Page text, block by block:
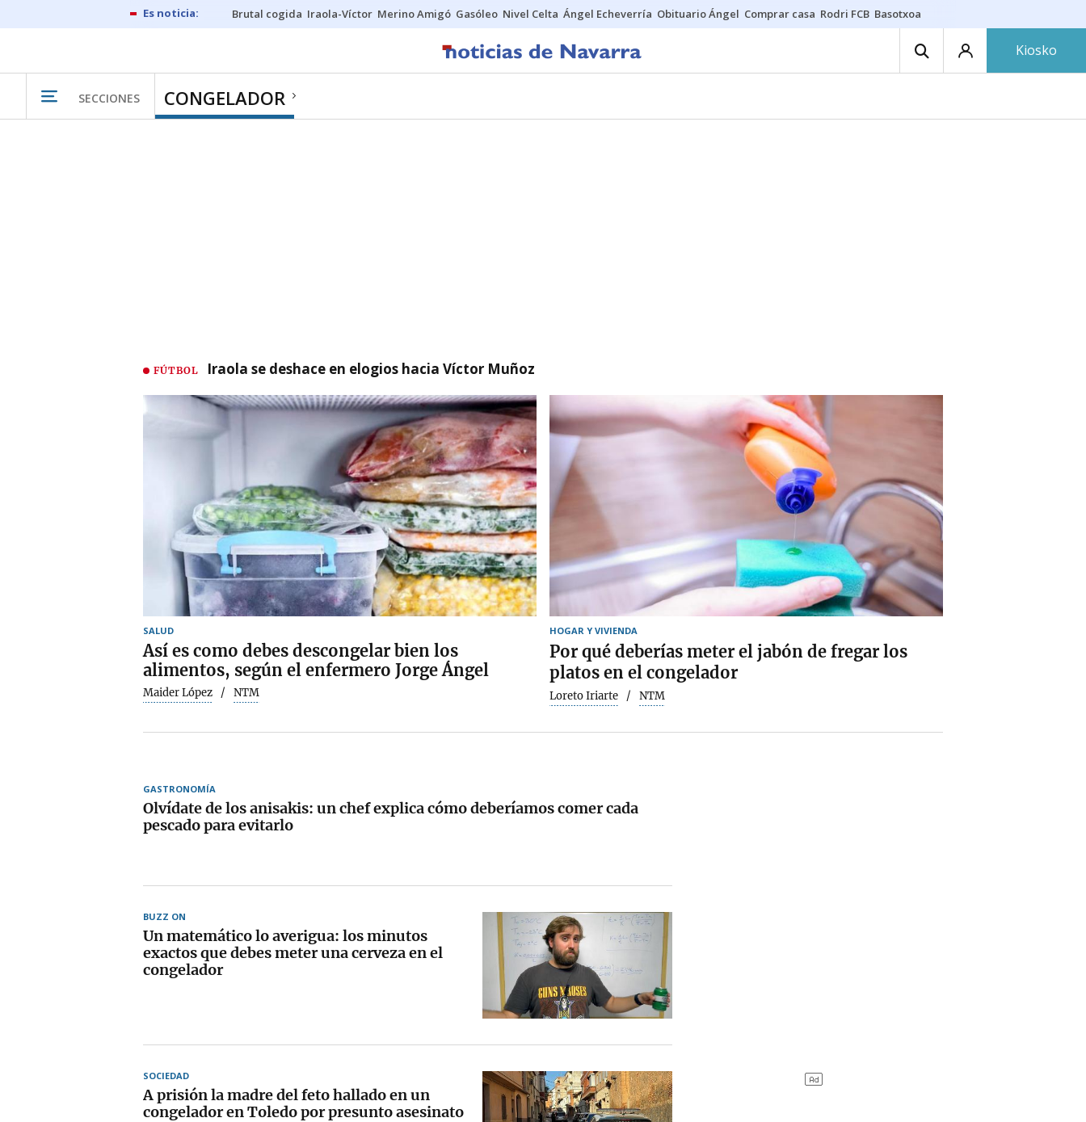
Brutal cogida Iraola-Víctor Merino Amigó Gasóleo Nivel Celta Ángel Echeverría Obituario Ángel Comprar casa Rodri FCB Basotxoa
Kiosko
SECCIONES CONGELADOR
FÚTBOL Iraola se deshace en elogios hacia Víctor Muñoz
SALUD
Así es como debes descongelar bien los
alimentos, según el enfermero Jorge Ángel
Maider López NTM
HOGAR Y VIVIENDA
Por qué deberías meter el jabón de fregar los
platos en el congelador
Loreto Iriarte NTM
GASTRONOMÍA
Olvídate de los anisakis: un chef explica cómo deberíamos comer cada
pescado para evitarlo
BUZZ ON
Un matemático lo averigua: los minutos
exactos que debes meter una cerveza en el
congelador
SOCIEDAD
A prisión la madre del feto hallado en un
congelador en Toledo por presunto asesinato